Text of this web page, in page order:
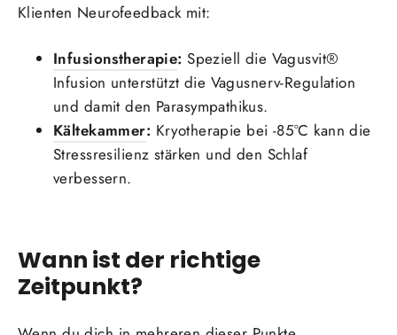
Klienten Neurofeedback mit:
Infusionstherapie: Speziell die Vagusvit®
Infusion unterstützt die Vagusnerv-Regulation
und damit den Parasympathikus.
Kältekammer: Kryotherapie bei -85°C kann die
Stressresilienz stärken und den Schlaf
verbessern.
Wann ist der richtige
Zeitpunkt?